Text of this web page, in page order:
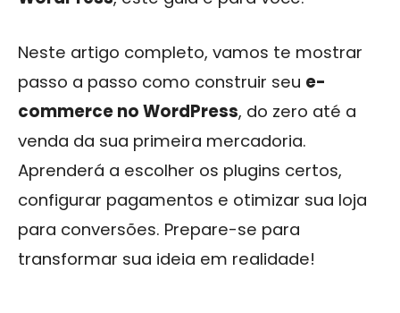
Neste artigo completo, vamos te mostrar
passo a passo como construir seu e-
commerce no WordPress, do zero até a
venda da sua primeira mercadoria.
Aprenderá a escolher os plugins certos,
configurar pagamentos e otimizar sua loja
para conversões. Prepare-se para
transformar sua ideia em realidade!